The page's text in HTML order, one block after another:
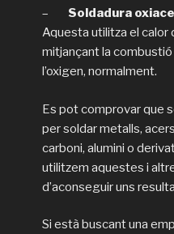
– Soldadura
Aquesta utilitza el calor
mitjançant la combustió
l’oxigen, normalment.
Es pot comprovar que
per soldar metalls,
carboni, alumini o
utilitzem aquestes i
d’aconseguir uns
Si està buscant una